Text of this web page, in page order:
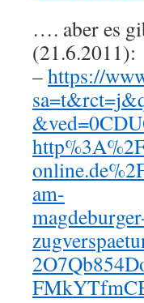
…. aber es
(21.6.2011):
–https://
am-